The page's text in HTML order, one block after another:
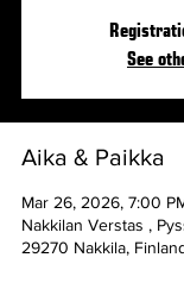
See
Aika & Paikka
Mar 26, 2026, 7:00
Nakkilan Verstas ,
29270 Nakkila,